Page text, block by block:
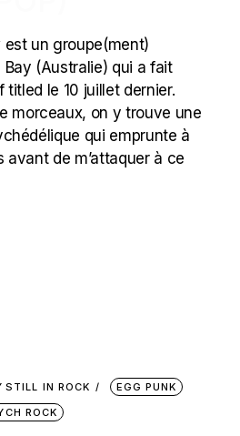
est un groupe(ment)
(Australie) qui a fait
titled le 10 juillet dernier.
morceaux, on y trouve une
qui emprunte à
avant de m’attaquer à ce
STILL IN ROCK
EGG PUNK
ROCK